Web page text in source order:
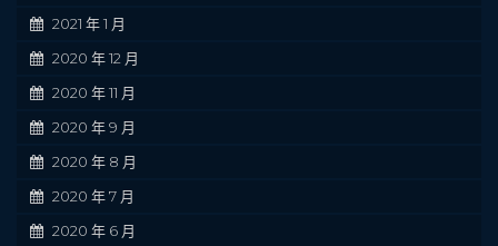
2021 年 1 月
2020 年 12 月
2020 年 11 月
2020 年 9 月
2020 年 8 月
2020 年 7 月
2020 年 6 月